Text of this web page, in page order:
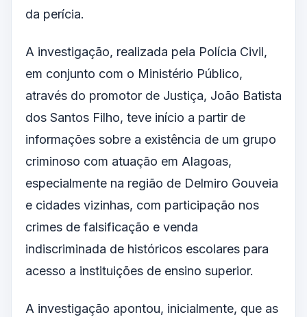
da perícia.
A investigação, realizada pela Polícia Civil,
em conjunto com o Ministério Público,
através do promotor de Justiça, João Batista
dos Santos Filho, teve início a partir de
informações sobre a existência de um grupo
criminoso com atuação em Alagoas,
especialmente na região de Delmiro Gouveia
e cidades vizinhas, com participação nos
crimes de falsificação e venda
indiscriminada de históricos escolares para
acesso a instituições de ensino superior.
A investigação apontou, inicialmente, que as